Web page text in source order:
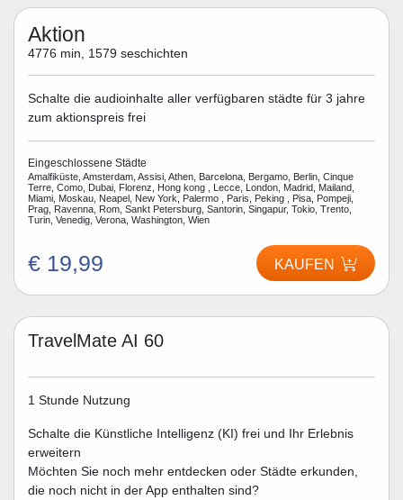
Aktion
4776 min, 1579 seschichten
Schalte die audioinhalte aller verfügbaren städte für 3 jahre
zum aktionspreis frei
Eingeschlossene Städte
Amalfiküste, Amsterdam, Assisi, Athen, Barcelona, Bergamo, Berlin, Cinque
Terre, Como, Dubai, Florenz, Hong kong , Lecce, London, Madrid, Mailand,
Miami, Moskau, Neapel, New York, Palermo , Paris, Peking , Pisa, Pompeji,
Prag, Ravenna, Rom, Sankt Petersburg, Santorin, Singapur, Tokio, Trento,
Turin, Venedig, Verona, Washington, Wien
€ 19,99 KAUFEN
TravelMate AI 60
1 Stunde Nutzung
Schalte die Künstliche Intelligenz (KI) frei und Ihr Erlebnis
erweitern
Möchten Sie noch mehr entdecken oder Städte erkunden,
die noch nicht in der App enthalten sind?